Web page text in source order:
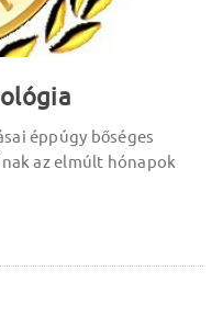
éppúgy bőséges
az elmúlt hónapok